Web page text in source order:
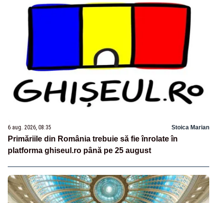
6 aug. 2026, 08:35 Stoica Marian
Primăriile din România trebuie să fie înrolate în
platforma ghiseul.ro până pe 25 august